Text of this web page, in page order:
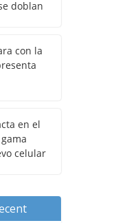
doblan
con la
en el
celular